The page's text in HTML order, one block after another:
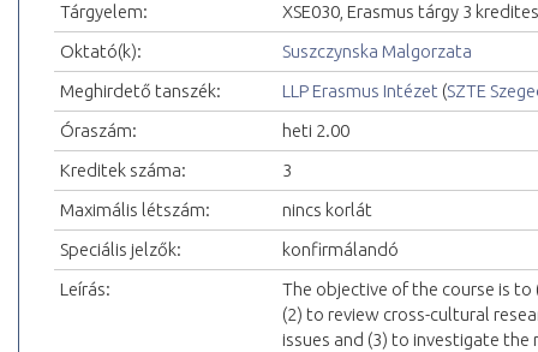
Tárgyelem:
XSE030, Erasmus tárgy 3 kredites
Oktató(k):
Suszczynska Malgorzata
Meghirdető tanszék:
LLP Erasmus Intézet (SZTE
Óraszám:
heti 2.00
Kreditek száma:
3
Maximális létszám:
nincs korlát
Speciális jelzők:
konfirmálandó
Leírás:
The objective of the course is
(2) to review cross-cultural
issues and (3) to investigate